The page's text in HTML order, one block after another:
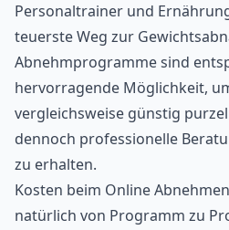
Personaltrainer und
teuerste Weg zur
Abnehmprogramme sind
hervorragende Möglichkeit,
vergleichsweise günstig
dennoch professionelle
zu erhalten.
Kosten beim Online
natürlich von Programm zu